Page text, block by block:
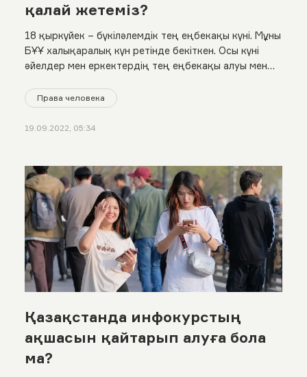
қалай жетеміз?
18 қыркүйек – бүкіләлемдік тең еңбекақы күні. Мұны
БҰҰ халықаралық күн ретінде бекіткен. Осы күні
әйелдер мен еркектердің тең еңбекақы алуы мен
мәселелерді талқылайды. Біз де бұл күнге орай
Қазақстандағы тең еңбекақы жағдайына
тоқталдық
Права человека
19.09.2022, 05:34
Қазақстанда инфокурстың
ақшасын қайтарып алуға бола
ма?